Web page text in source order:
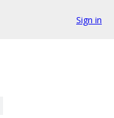
Sign in